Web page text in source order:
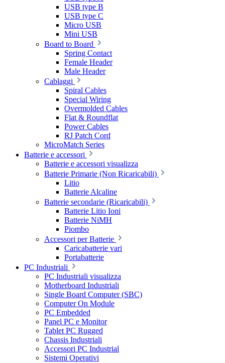
USB type B
USB type C
Micro USB
Mini USB
Board to Board
Spring Contact
Female Header
Male Header
Cablaggi
Spiral Cables
Special Wiring
Overmolded Cables
Flat & Roundflat
Power Cables
RJ Patch Cord
MicroMatch Series
Batterie e accessori
Batterie e accessori visualizza
Batterie Primarie (Non Ricaricabili)
Litio
Batterie Alcaline
Batterie secondarie (Ricaricabili)
Batterie Litio Ioni
Batterie NiMH
Piombo
Accessori per Batterie
Caricabatterie vari
Portabatterie
PC Industriali
PC Industriali visualizza
Motherboard Industriali
Single Board Computer (SBC)
Computer On Module
PC Embedded
Panel PC e Monitor
Tablet PC Rugged
Chassis Industriali
Accessori PC Industrial
Sistemi Operativi